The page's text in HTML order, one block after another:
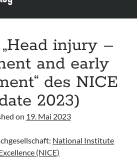
Kindern und Jugendlichen – Bildgebende
Kindern und Jugendlichen – Bildgebende
injury –
and early
des NICE
2023)
on 19. Mai 2023
National Institute
(NICE)